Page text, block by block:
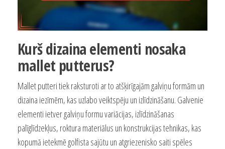
Kurš dizaina elementi nosaka
mallet putterus?
Mallet putteri tiek raksturoti ar to atšķirīgajām galviņu formām un
dizaina iezīmēm, kas uzlabo veiktspēju un izlīdzināšanu. Galvenie
elementi ietver galviņu formu variācijas, izlīdzināšanas
palīglīdzekļus, roktura materiālus un konstrukcijas tehnikas, kas
kopumā ietekmē golfista sajūtu un atgriezenisko saiti spēles